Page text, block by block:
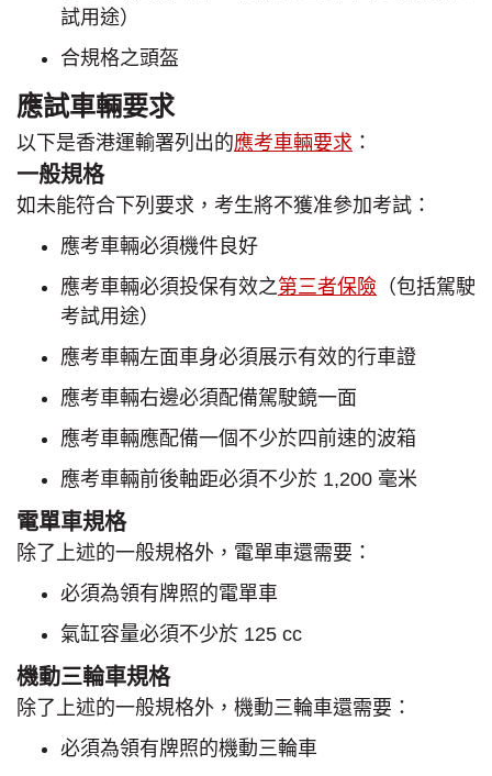
試用途）
合規格之頭盔
應試車輛要求
以下是香港運輸署列出的應考車輛要求 ：
一般規格
如未能符合下列要求，考生將不獲准參加考試：
應考車輛必須機件良好
應考車輛必須投保有效之第三者保險 （包括駕駛
考試用途）
應考車輛左面車身必須展示有效的行車證
應考車輛右邊必須配備駕駛鏡一面
應考車輛應配備一個不少於四前速的波箱
應考車輛前後軸距必須不少於 1,200 毫米
電單車規格
除了上述的一般規格外，電單車還需要：
必須為領有牌照的電單車
氣缸容量必須不少於 125 cc
機動三輪車規格
除了上述的一般規格外，機動三輪車還需要：
必須為領有牌照的機動三輪車